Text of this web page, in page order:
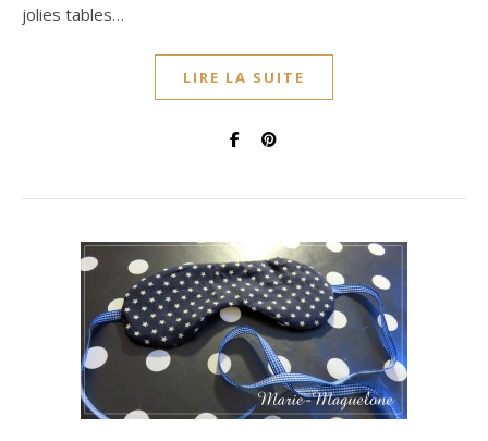
jolies tables…
LIRE LA SUITE